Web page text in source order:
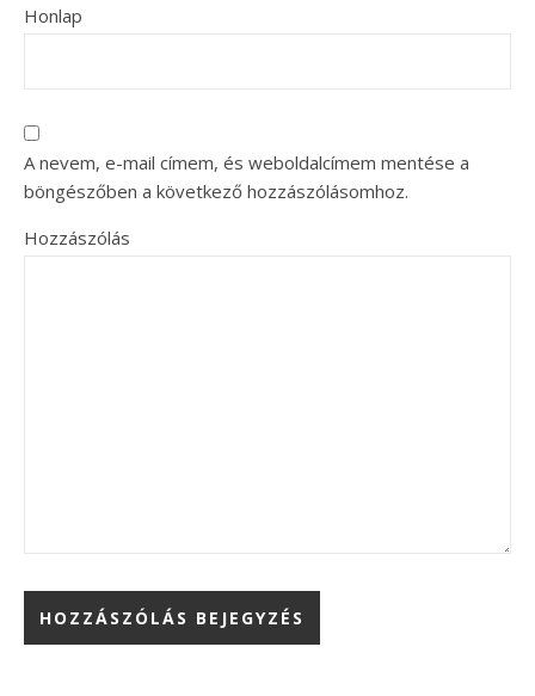
Honlap
A nevem, e-mail címem, és weboldalcímem mentése a
böngészőben a következő hozzászólásomhoz.
Hozzászólás